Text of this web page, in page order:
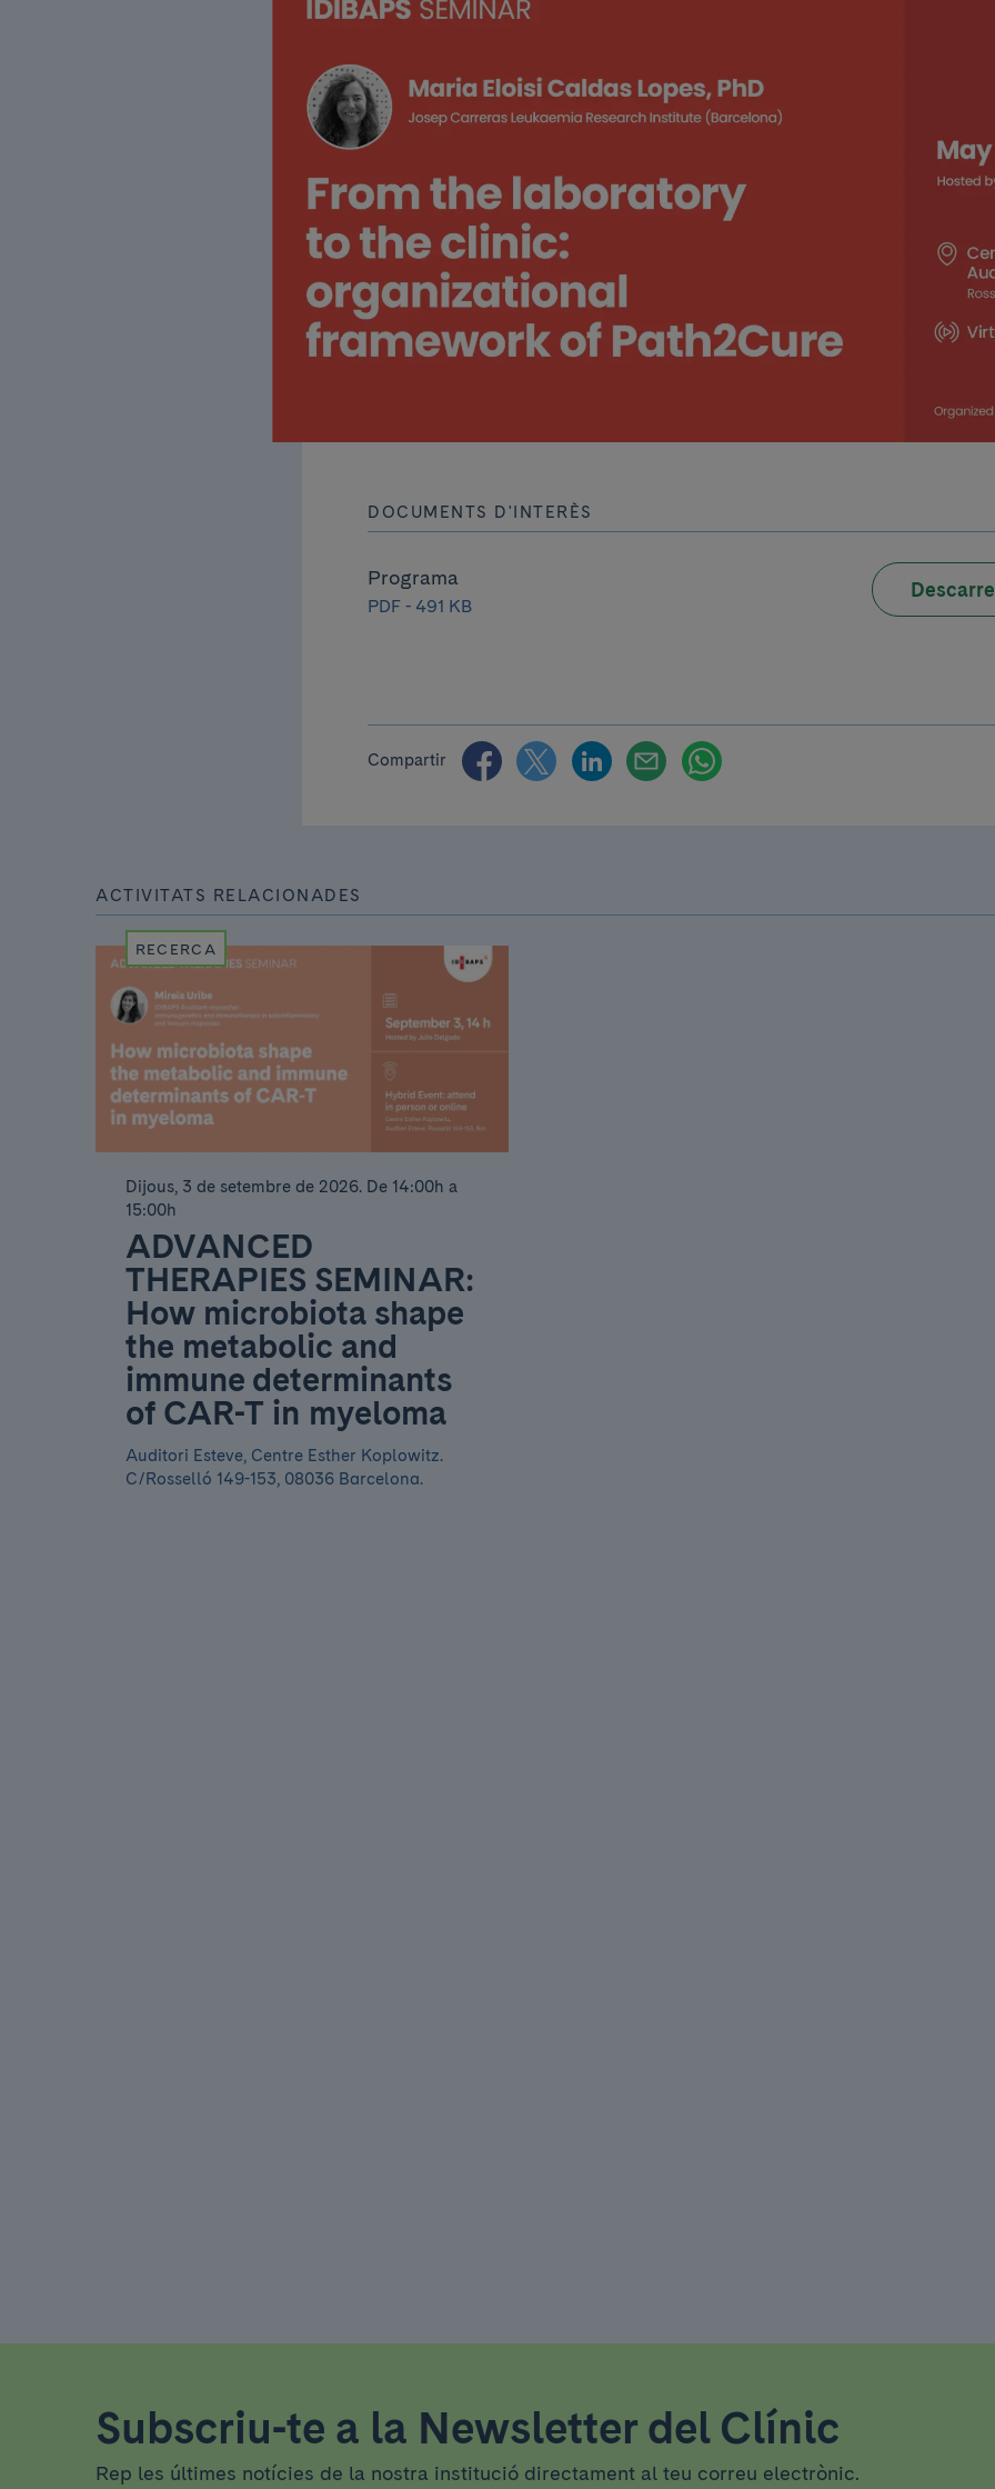
DOCUMENTS D'INTERÈS
Programa
PDF - 491 KB
Compartir
ACTIVITATS RELACIONADES
RECERCA
Dijous, 3 de setembre de 2026. De 14:00h a
15:00h
ADVANCED
THERAPIES SEMINAR:
How microbiota shape
the metabolic and
immune determinants
of CAR-T in myeloma
Auditori Esteve, Centre Esther Koplowitz.
C/Rosselló 149-153, 08036 Barcelona.
Subscriu-te a la Newsletter del Clínic
Rep les últimes notícies de la nostra institució directament al teu correu electrònic.